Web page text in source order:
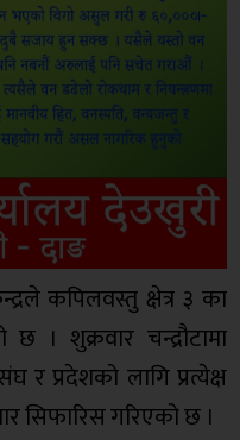
कपिलवस्तु क्षेत्र ३ का
। शुक्रवार चन्द्रौटामा
प्रदेशको लागि प्रत्येक्ष
सिफारिस गरिएको छ ।